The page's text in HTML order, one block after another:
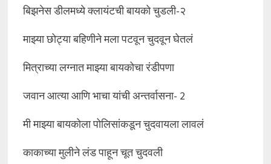
बिझनेस डीलमध्ये क्लायंटची बायको चुडली-२
माझ्या छोट्या बहिणीने मला पटवून चुदवून घेतलं
मित्राच्या लग्नात माझ्या बायकोचा रंडीपणा
जवान आत्या आणि भाचा यांची अन्तर्वासना- 2
मी माझ्या बायकोला पोलिसांकडून चुदवायला लावलं
काकाच्या मुलीने लंड पाहून चूत चुदवली